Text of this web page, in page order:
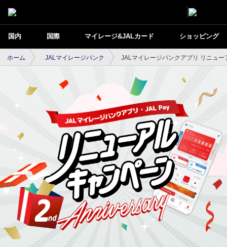
国内 国際 マイレージ&JALカード ショッピング
ホーム JALマイレージバンク JALマイレージバンクアプリ リニュー
JALマイレージバンクアプリ リニューアル
キャンペーン